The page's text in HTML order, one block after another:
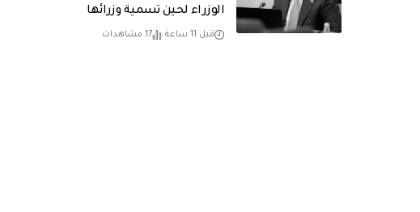
الوزراء لحين تسمية وزرائها
قبل 11 ساعة 17 مشاهدات